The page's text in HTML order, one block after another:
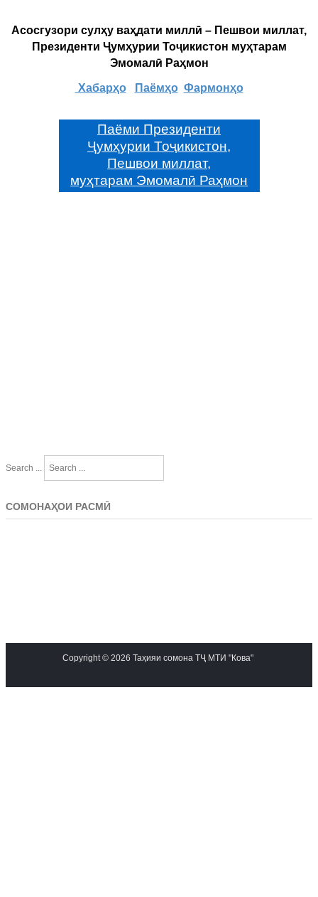
Асосгузори сулҳу ваҳдати миллӣ – Пешвои миллат,
Президенти Ҷумҳурии Тоҷикистон муҳтарам
Эмомалӣ Раҳмон
Хабарҳо Паёмҳо Фармонҳо
Паёми Президенти
Ҷумҳурии Тоҷикистон,
Пешвои миллат,
муҳтарам Эмомалӣ Раҳмон
Search ...
СОМОНАҲОИ РАСМӢ
Copyright © 2026 Таҳияи сомона ТҶ МТИ "Кова"